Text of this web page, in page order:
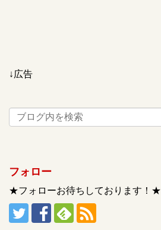
↓広告
フォロー
★フォローお待ちしております！★